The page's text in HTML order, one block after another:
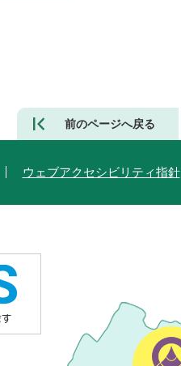
前のページへ戻る
ウェブアクセシビリティ指針